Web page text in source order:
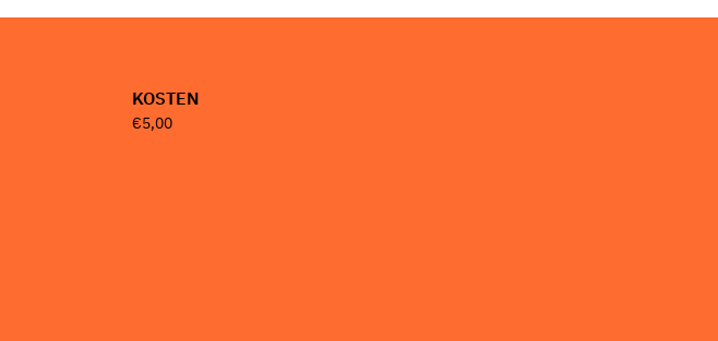
KOSTEN
€5,00